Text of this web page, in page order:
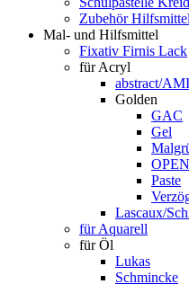
Zubehör Hilfsmittel
Mal- und Hilfsmittel
Fixativ Firnis Lack
für Acryl
abstract/
Golden
GAC
Gel
Paste
Lascaux/
für Aquarell
für Öl
Lukas
Schmincke